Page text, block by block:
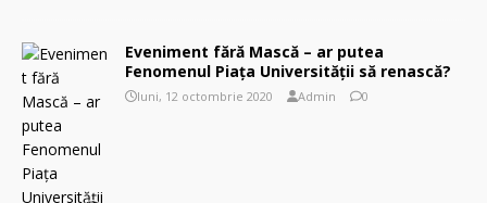
Eveniment fără Mască – ar putea
Fenomenul Piaţa Universităţii să renască?
luni, 12 octombrie 2020 Admin 0